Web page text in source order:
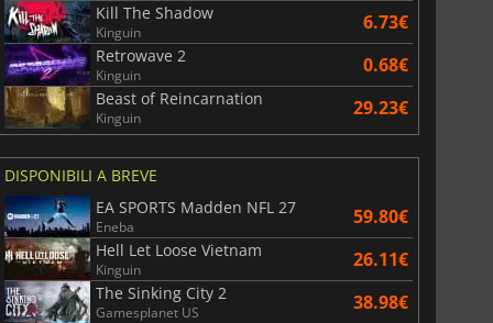
Kill The Shadow
Kinguin 6.73€
Retrowave 2
Kinguin 0.68€
Beast of Reincarnation
Kinguin 29.23€
DISPONIBILI A BREVE
EA SPORTS Madden NFL 27
Eneba 59.80€
Hell Let Loose Vietnam
Kinguin 26.11€
The Sinking City 2
Gamesplanet US 38.98€